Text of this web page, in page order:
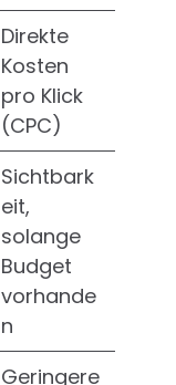
Direkte
Kosten
pro Klick
(CPC)
Sichtbark
eit,
solange
Budget
vorhande
n
Geringere